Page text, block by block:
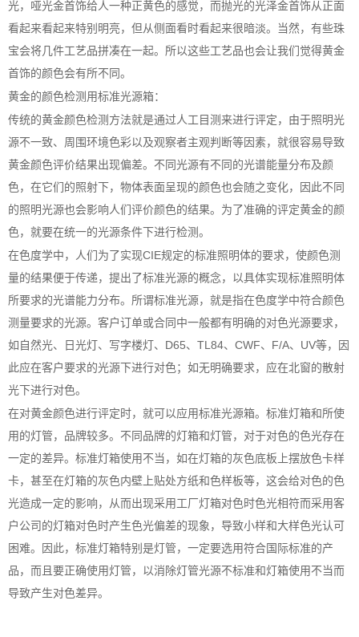
光，哑光金首饰给人一种正黄色的感觉，而抛光的光泽金首饰从正面
看起来看起来特别明亮，但从侧面看时看起来很暗淡。当然，有些珠
宝会将几件工艺品拼凑在一起。所以这些工艺品也会让我们觉得黄金
首饰的颜色会有所不同。
黄金的颜色检测用标准光源箱：
传统的黄金颜色检测方法就是通过人工目测来进行评定，由于照明光
源不一致、周围环境色彩以及观察者主观判断等因素，就很容易导致
黄金颜色评价结果出现偏差。不同光源有不同的光谱能量分布及颜
色，在它们的照射下，物体表面呈现的颜色也会随之变化，因此不同
的照明光源也会影响人们评价颜色的结果。为了准确的评定黄金的颜
色，就要在统一的光源条件下进行检测。
在色度学中，人们为了实现CIE规定的标准照明体的要求，使颜色测
量的结果便于传递，提出了标准光源的概念，以具体实现标准照明体
所要求的光谱能力分布。所谓标准光源，就是指在色度学中符合颜色
测量要求的光源。客户订单或合同中一般都有明确的对色光源要求，
如自然光、日光灯、写字楼灯、D65、TL84、CWF、F/A、UV等，因
此应在客户要求的光源下进行对色；如无明确要求，应在北窗的散射
光下进行对色。
在对黄金颜色进行评定时，就可以应用标准光源箱。标准灯箱和所使
用的灯管，品牌较多。不同品牌的灯箱和灯管，对于对色的色光存在
一定的差异。标准灯箱使用不当，如在灯箱的灰色底板上摆放色卡样
卡，甚至在灯箱的灰色内壁上贴处方纸和色样板等，这会给对色的色
光造成一定的影响，从而出现采用工厂灯箱对色时色光相符而采用客
户公司的灯箱对色时产生色光偏差的现象，导致小样和大样色光认可
困难。因此，标准灯箱特别是灯管，一定要选用符合国际标准的产
品，而且要正确使用灯管，以消除灯管光源不标准和灯箱使用不当而
导致产生对色差异。